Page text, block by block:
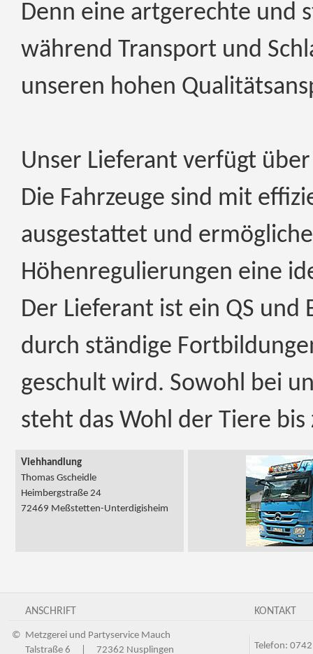
Denn eine artgerechte und
während Transport und
unseren hohen
Unser Lieferant verfügt
Die Fahrzeuge sind mit
ausgestattet und
Höhenregulierungen eine
Der Lieferant ist ein QS
durch ständige
geschult wird. Sowohl bei
steht das Wohl der Tiere
Viehhandlung
Thomas Gscheidle
Heimbergstraße 24
72469 Meßstetten-Unterdigisheim
ANSCHRIFT KONTAKT
© Metzgerei und Partyservice Mauch
Talstraße 6 | 72362 Nusplingen
Telefon: